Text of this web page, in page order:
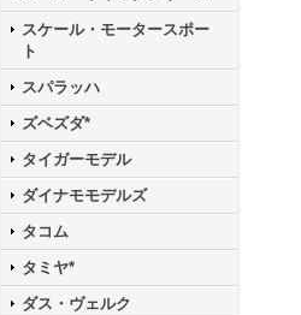
スケール・モータースポー
ト
スパラッハ
ズベズダ*
タイガーモデル
ダイナモモデルズ
タコム
タミヤ*
ダス・ヴェルク